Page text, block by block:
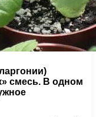
смесь. В одном